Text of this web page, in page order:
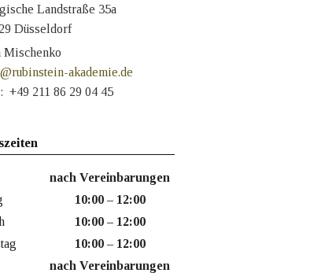
Landstraße 35a
Düsseldorf
Mischenko
akademie.de
+49 211 86 29 04 45
nach Vereinbarungen
10:00 – 12:00
10:00 – 12:00
10:00 – 12:00
nach Vereinbarungen